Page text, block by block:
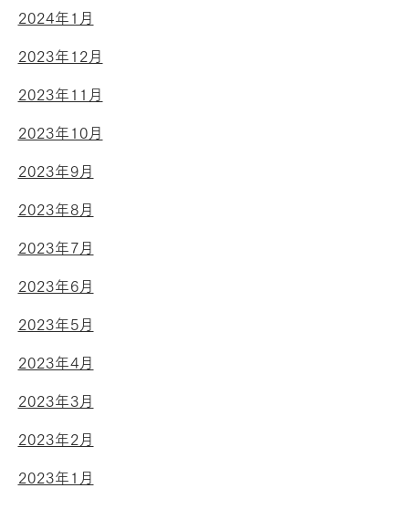
2024年1月
2023年12月
2023年11月
2023年10月
2023年9月
2023年8月
2023年7月
2023年6月
2023年5月
2023年4月
2023年3月
2023年2月
2023年1月